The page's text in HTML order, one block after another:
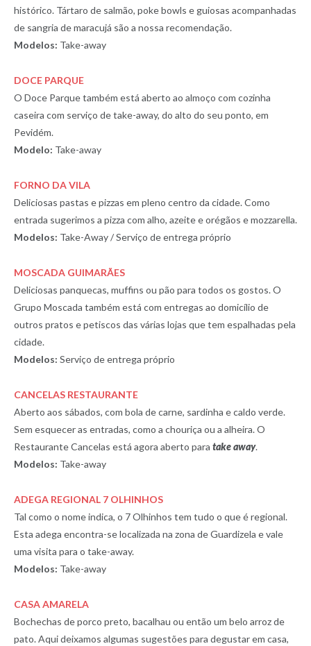
histórico. Tártaro de salmão, poke bowls e guiosas acompanhadas
de sangria de maracujá são a nossa recomendação.
Modelos: Take-away
DOCE PARQUE
O Doce Parque também está aberto ao almoço com cozinha
caseira com serviço de take-away, do alto do seu ponto, em
Pevidém.
Modelo: Take-away
FORNO DA VILA
Deliciosas pastas e pizzas em pleno centro da cidade. Como
entrada sugerimos a pizza com alho, azeite e orégãos e mozzarella.
Modelos: Take-Away / Serviço de entrega próprio
MOSCADA GUIMARÃES
Deliciosas panquecas, muffins ou pão para todos os gostos. O
Grupo Moscada também está com entregas ao domicílio de
outros pratos e petiscos das várias lojas que tem espalhadas pela
cidade.
Modelos: Serviço de entrega próprio
CANCELAS RESTAURANTE
Aberto aos sábados, com bola de carne, sardinha e caldo verde.
Sem esquecer as entradas, como a chouriça ou a alheira. O
Restaurante Cancelas está agora aberto para take away.
Modelos: Take-away
ADEGA REGIONAL 7 OLHINHOS
Tal como o nome indica, o 7 Olhinhos tem tudo o que é regional.
Esta adega encontra-se localizada na zona de Guardizela e vale
uma visita para o take-away.
Modelos: Take-away
CASA AMARELA
Bochechas de porco preto, bacalhau ou então um belo arroz de
pato. Aqui deixamos algumas sugestões para degustar em casa,